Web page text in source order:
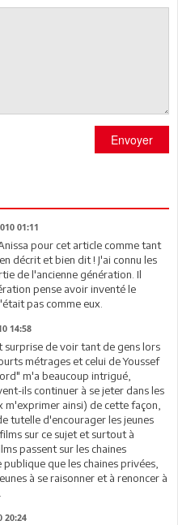
Envoyer
01:11
pour cet article comme tant
décrit et bien dit ! J'ai connu les
de l'ancienne génération. Il
pense avoir inventé le
pas comme eux.
14:58
surprise de voir tant de gens lors
métrages et celui de Youssef
m'a beaucoup intrigué,
ils continuer à se jeter dans les
m'exprimer ainsi) de cette façon,
tutelle d'encourager les jeunes
sur ce sujet et surtout à
passent sur les chaines
que les chaines privées,
à se raisonner et à renoncer à
20:24